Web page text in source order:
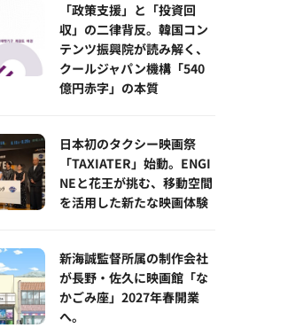
「政策支援」と「投資回
収」の二律背反。韓国コン
テンツ振興院が読み解く、
クールジャパン機構「540
億円赤字」の本質
日本初のタクシー映画祭
「TAXIATER」始動。ENGI
NEと花王が挑む、移動空間
を活用した新たな映画体験
新海誠監督所属の制作会社
が長野・佐久に映画館「な
かごみ座」2027年春開業
へ。